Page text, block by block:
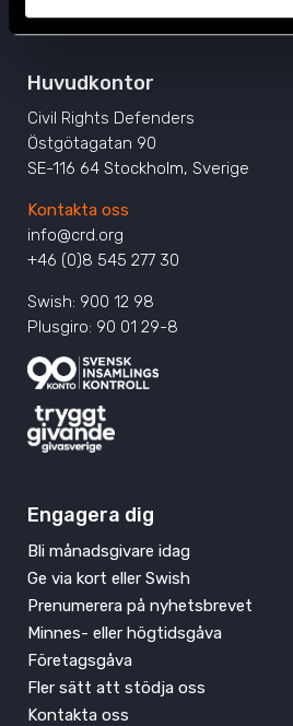
Huvudkontor
Civil Rights Defenders
Östgötagatan 90
SE-116 64 Stockholm, Sverige
Kontakta oss
info@crd.org
+46 (0)8 545 277 30
Swish: 900 12 98
Plusgiro: 90 01 29-8
Engagera dig
Bli månadsgivare idag
Ge via kort eller Swish
Prenumerera på nyhetsbrevet
Minnes- eller högtidsgåva
Företagsgåva
Fler sätt att stödja oss
Kontakta oss